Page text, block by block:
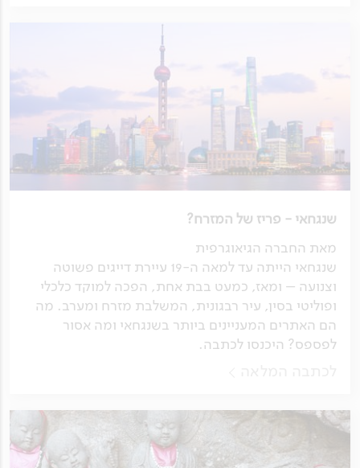
שנגחאי - פריז של המזרח?
מאת החברה הגיאוגרפית
שנגחאי הייתה עד למאה ה-19 עיירת דייגים פשוטה
וצנועה – ומאז, כמעט בבת אחת, הפכה למוקד כלכלי
ופוליטי בסין, עיר רבגונית, המשלבת מזרח ומערב. מה
הם האתרים המעניינים ביותר בשנגחאי ומה אסור
לפספס? היכנסו לכתבה.